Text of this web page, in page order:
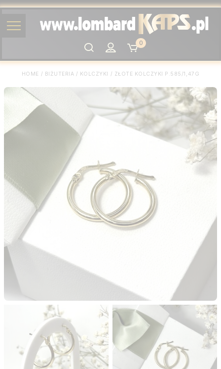
Szukaj
0
HOME / BIŻUTERIA / KOLCZYKI / ZŁOTE KOLCZYKI P.585/1,47G